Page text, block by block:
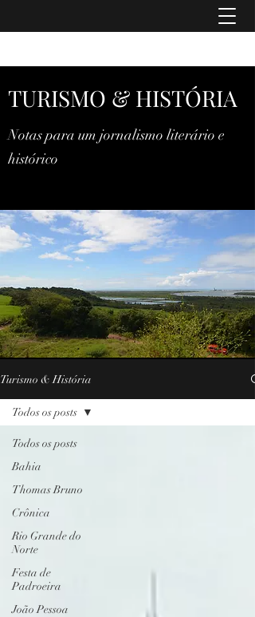
TURISMO & HISTÓRIA
Notas para um jornalismo literário e
histórico
Turismo & História
Todos os posts
Bahia
Thomas Bruno
Crônica
Rio Grande do
Norte
Festa de
Padroeira
João Pessoa
Todos os posts